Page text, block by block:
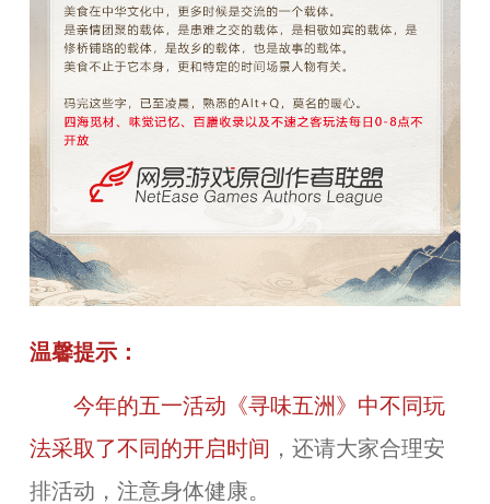
温馨提示：
今年的五一活动《寻味五洲》中不同玩
法采取了不同的开启时间 ，还请大家合理安
排活动，注意身体健康。